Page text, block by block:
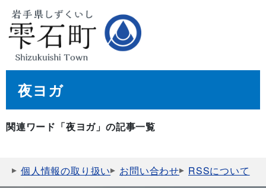
夜ヨガ
関連ワード「夜ヨガ」の記事一覧
個人情報の取り扱い お問い合わせ RSSについて